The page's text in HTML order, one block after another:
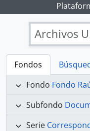
Archivos
Fondos
Fondo Fondo
Subfondo
Serie